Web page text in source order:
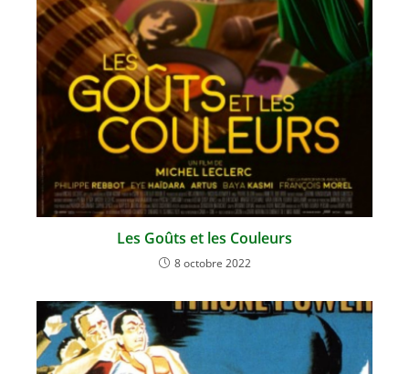
Les Goûts et les Couleurs
8 octobre 2022